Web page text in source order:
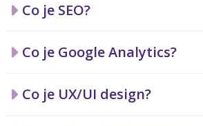
Co je SEO?
Co je Google Analytics?
Co je UX/UI design?